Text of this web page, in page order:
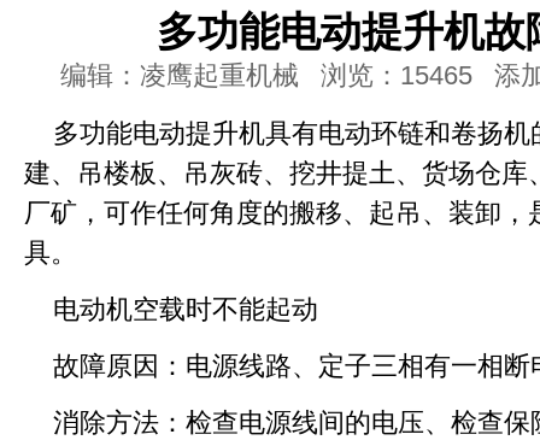
多功能电动提升机
编辑：凌鹰起重机械 浏览：15465 添
多功能电动提升机具有电动环链和卷扬
建、吊楼板、吊灰砖、挖井提土、货场仓
厂矿，可作任何角度的搬移、起吊、装卸
具。
电动机空载时不能起动
故障原因：电源线路、定子三相有一相
消除方法：检查电源线间的电压、检查